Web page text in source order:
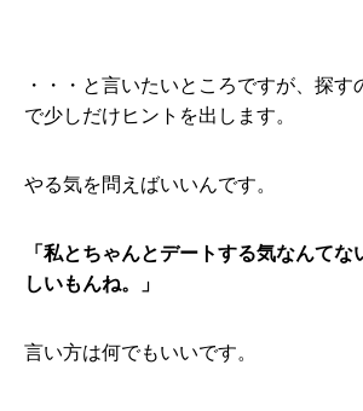
・・・と言いたいところですが、探す
で少しだけヒントを出します。
やる気を問えばいいんです。
「私とちゃんとデートする気なんて
しいもんね。」
言い方は何でもいいです。